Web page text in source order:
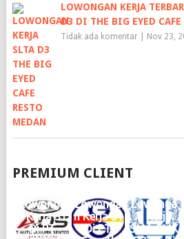
LOWONGAN KERJA
D3 DI THE BIG EYED CAFE
Tidak ada komentar| Nov 23,
PREMIUM CLIENT
Lowonga
n Kerja S1
Di PT
Lowonga
n Kerja S1
Di PT
Lowonga
n Kerja
SMA SMK